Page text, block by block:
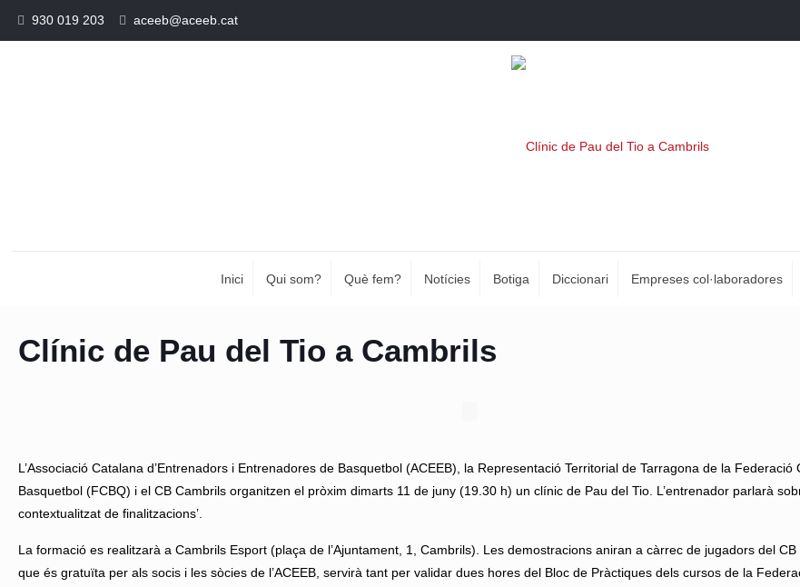
930 019 203 aceeb@aceeb.cat
Inici Qui som? Què fem? Notícies Botiga Diccionari Empreses col·laboradores
Clínic de Pau del Tio a Cambrils
L’Associació Catalana d’Entrenadors i Entrenadores de Basquetbol (ACEEB), la Representació Territorial de Tarragona de la Federació
Basquetbol (FCBQ) i el CB Cambrils organitzen el pròxim dimarts 11 de juny (19.30 h) un clínic de Pau del Tio. L’entrenador parlarà
contextualitzat de finalitzacions’.
La formació es realitzarà a Cambrils Esport (plaça de l’Ajuntament, 1, Cambrils). Les demostracions aniran a càrrec de jugadors del CB
que és gratuïta per als socis i les sòcies de l’ACEEB, servirà tant per validar dues hores del Bloc de Pràctiques dels cursos de la